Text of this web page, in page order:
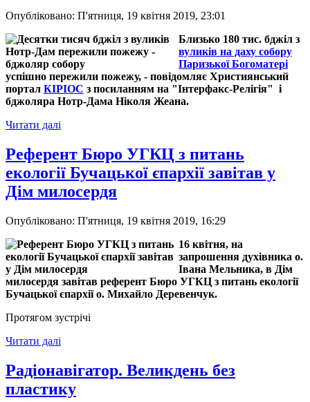
Опубліковано: П'ятниця, 19 квітня 2019, 23:01
Близько 180 тис. бджіл з
вуликів на даху собору
Паризької Богоматері
успішно пережили пожежу, - повідомляє Християнський
портал КІРІОС з посиланням на "Інтерфакс-Релігія" і
бджоляра Нотр-Дама Ніколя Жеана.
Читати далі
Референт Бюро УГКЦ з питань
екології Бучацької єпархії завітав у
Дім милосердя
Опубліковано: П'ятниця, 19 квітня 2019, 16:29
16 квітня, на
запрошення духівника о.
Івана Мельника, в Дім
милосердя завітав референт Бюро УГКЦ з питань екології
Бучацької єпархії о. Михайло Деревенчук.
Протягом зустрічі
Читати далі
Радіонавігатор. Великдень без
пластику